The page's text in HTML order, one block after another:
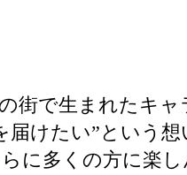
街で生まれたキャ
けたい”という想
に多くの方に楽